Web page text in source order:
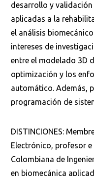
desarrollo y
aplicadas a la
el análisis
intereses de
entre el modelado 3D
optimización y los
automático. Además,
programación de
DISTINCIONES:
Electrónico, profesor
Colombiana de
en biomecánica